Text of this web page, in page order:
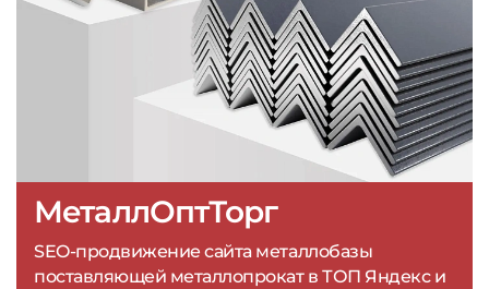
МеталлОптТорг
SEO-продвижение сайта металлобазы
поставляющей металлопрокат в ТОП Яндекс и